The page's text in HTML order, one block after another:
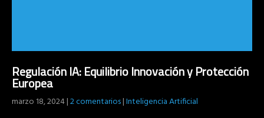
Regulación IA: Equilibrio Innovación y Protección
Europea
marzo 18, 2024|2 comentarios|Inteligencia Artificial